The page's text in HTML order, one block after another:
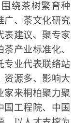
绕茶树繁育种
广、茶文化研究
表建议、聚专家
产业标准化、
专业代表联络站
资源多、影响大
家来桐柏聚力聚
国工程院、中国